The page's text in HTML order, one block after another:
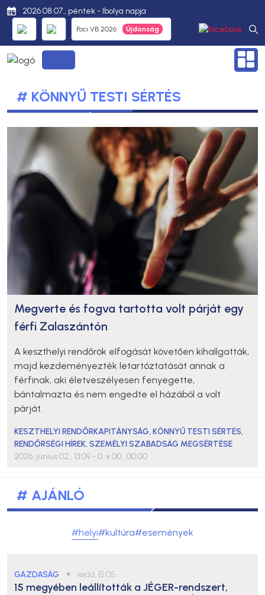
2026.08.07., péntek - Ibolya napja
Foci VB 2026
# KÖNNYŰ TESTI SÉRTÉS
Megverte és fogva tartotta volt párját egy
férfi Zalaszántón
A keszthelyi rendőrök elfogását követően kihallgatták,
majd kezdeményezték letartóztatását annak a
férfinak, aki életveszélyesen fenyegette,
bántalmazta és nem engedte el házából a volt
párját.
KESZTHELYI RENDŐRKAPITÁNYSÁG,KÖNNYŰ TESTI SÉRTÉS,
RENDŐRSÉGI HÍREK,SZEMÉLYI SZABADSÁG MEGSÉRTÉSE
2026. június 02., 13:09 - 0. x 00., 00:00
# AJÁNLÓ
#helyi#kultúra#események
GAZDASÁG ● kedd, 15:05
15 megyében leállították a JÉGER-rendszert,